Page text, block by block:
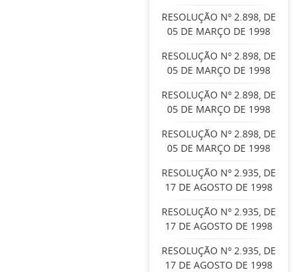
RESOLUÇÃO Nº 2.898, DE
05 DE MARÇO DE 1998
RESOLUÇÃO Nº 2.898, DE
05 DE MARÇO DE 1998
RESOLUÇÃO Nº 2.898, DE
05 DE MARÇO DE 1998
RESOLUÇÃO Nº 2.898, DE
05 DE MARÇO DE 1998
RESOLUÇÃO Nº 2.935, DE
17 DE AGOSTO DE 1998
RESOLUÇÃO Nº 2.935, DE
17 DE AGOSTO DE 1998
RESOLUÇÃO Nº 2.935, DE
17 DE AGOSTO DE 1998